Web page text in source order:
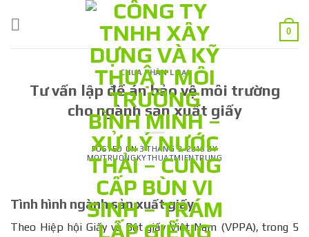
0
CHƯA PHÂN LOẠI
Tư vấn lập đề án bảo vệ môi trường
cho ngành sản xuất giấy
POSTED ON 3 THÁNG 3, 2016 BY
MOITRUONGKYTHUATMIENTRUNG
Tình hình ngành sản xuất giấy
Theo Hiệp hội Giấy và Bột giấy Việt Nam (VPPA), trong 5